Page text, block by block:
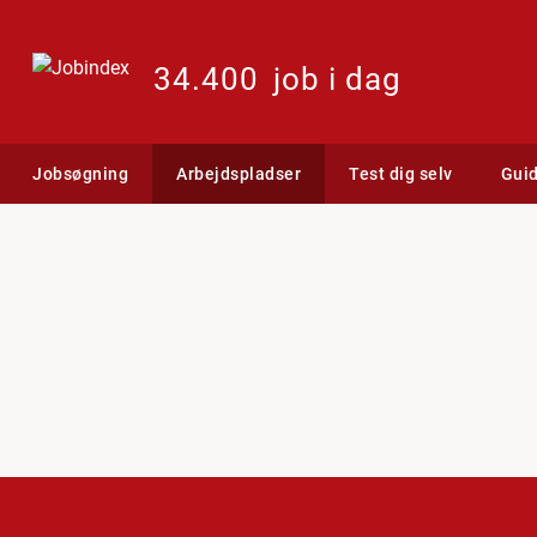
34.400 job i dag
Jobsøgning Arbejdspladser Test dig selv